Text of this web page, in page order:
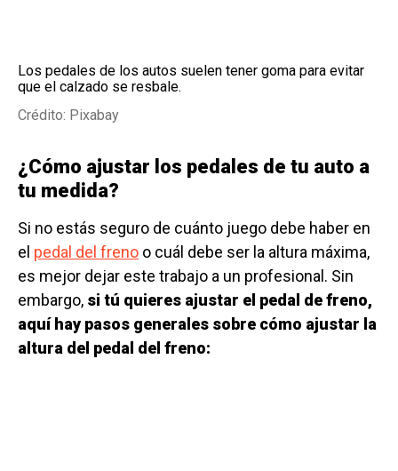
Los pedales de los autos suelen tener goma para evitar
que el calzado se resbale.
Crédito: Pixabay
¿Cómo ajustar los pedales de tu auto a
tu medida?
Si no estás seguro de cuánto juego debe haber en
el pedal del freno o cuál debe ser la altura máxima,
es mejor dejar este trabajo a un profesional. Sin
embargo, si tú quieres ajustar el pedal de freno,
aquí hay pasos generales sobre cómo ajustar la
altura del pedal del freno: